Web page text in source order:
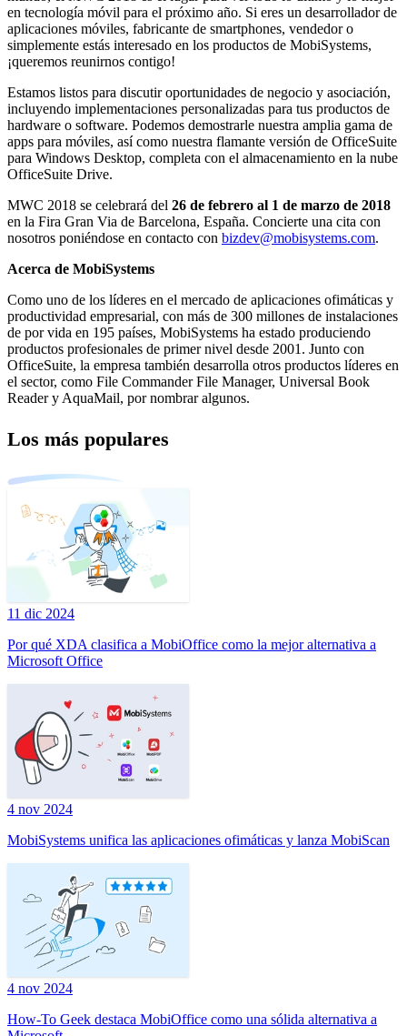
en tecnología móvil para el próximo año. Si eres un desarrollador de
aplicaciones móviles, fabricante de smartphones, vendedor o
simplemente estás interesado en los productos de MobiSystems,
¡queremos reunirnos contigo!
Estamos listos para discutir oportunidades de negocio y asociación,
incluyendo implementaciones personalizadas para tus productos de
hardware o software. Podemos demostrarle nuestra amplia gama de
apps para móviles, así como nuestra flamante versión de OfficeSuite
para Windows Desktop, completa con el almacenamiento en la nube
OfficeSuite Drive.
MWC 2018 se celebrará del 26 de febrero al 1 de marzo de 2018
en la Fira Gran Via de Barcelona, España. Concierte una cita con
nosotros poniéndose en contacto con bizdev@mobisystems.com.
Acerca de MobiSystems
Como uno de los líderes en el mercado de aplicaciones ofimáticas y
productividad empresarial, con más de 300 millones de instalaciones
de por vida en 195 países, MobiSystems ha estado produciendo
productos profesionales de primer nivel desde 2001. Junto con
OfficeSuite, la empresa también desarrolla otros productos líderes en
el sector, como File Commander File Manager, Universal Book
Reader y AquaMail, por nombrar algunos.
Los más populares
11 dic 2024
Por qué XDA clasifica a MobiOffice como la mejor alternativa a
Microsoft Office
4 nov 2024
MobiSystems unifica las aplicaciones ofimáticas y lanza MobiScan
4 nov 2024
How-To Geek destaca MobiOffice como una sólida alternativa a